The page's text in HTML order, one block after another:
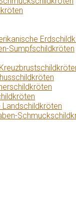
Sumpfschildkröten
Landschildkröten